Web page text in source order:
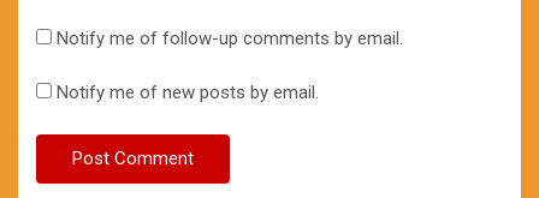
Notify me of follow-up comments by email.
Notify me of new posts by email.